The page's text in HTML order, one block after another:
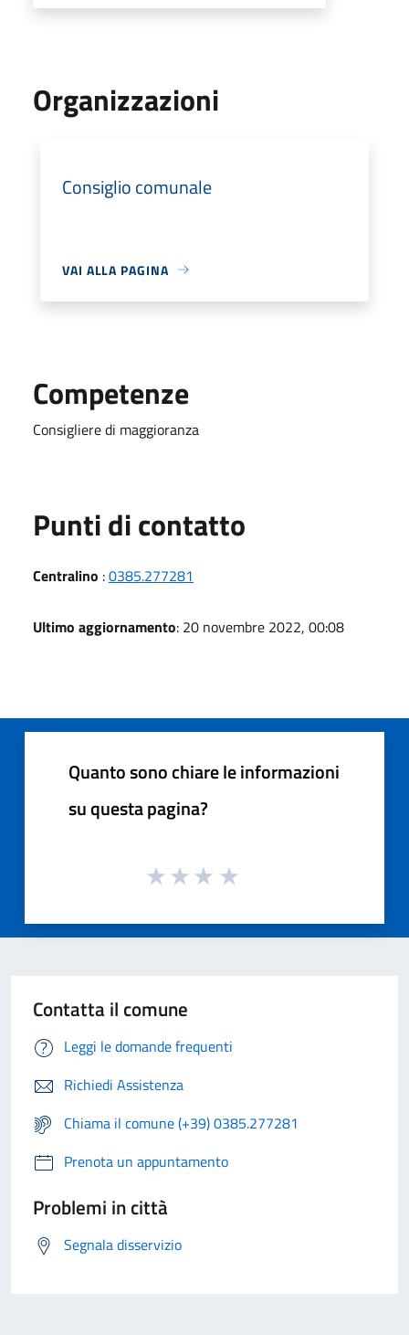
Organizzazioni
Consiglio comunale
VAI ALLA PAGINA
Competenze
Consigliere di maggioranza
Punti di contatto
Centralino :0385.277281
Ultimo aggiornamento: 20 novembre 2022, 00:08
Quanto sono chiare le informazioni
su questa pagina?
Contatta il comune
Leggi le domande frequenti
Richiedi Assistenza
Chiama il comune (+39) 0385.277281
Prenota un appuntamento
Problemi in città
Segnala disservizio